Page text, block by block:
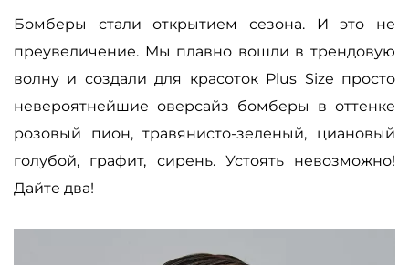
Бомберы стали открытием сезона. И это не
преувеличение. Мы плавно вошли в трендовую
волну и создали для красоток Plus Size просто
невероятнейшие оверсайз бомберы в оттенке
розовый пион, травянисто-зеленый, циановый
голубой, графит, сирень. Устоять невозможно!
Дайте два!